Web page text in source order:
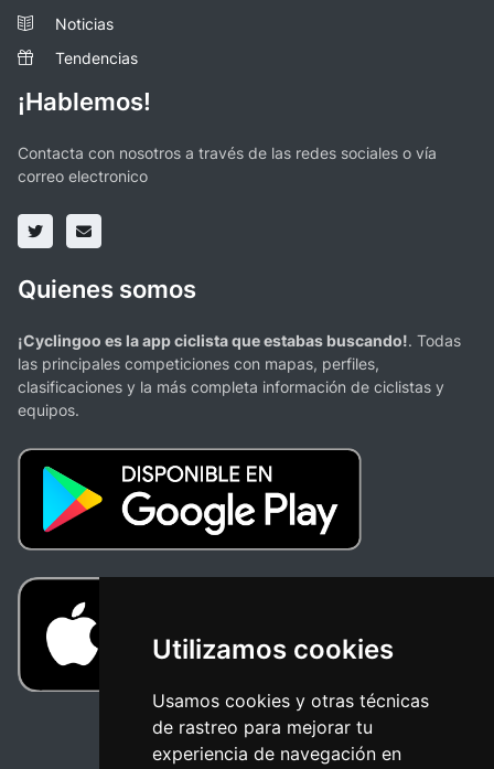
Utilizamos cookies
Usamos cookies y otras técnicas
de rastreo para mejorar tu
experiencia de navegación en
Noticias
Tendencias
¡Hablemos!
Contacta con nosotros a través de las redes sociales o vía
correo electronico
Quienes somos
¡Cyclingoo es la app ciclista que estabas buscando!. Todas
las principales competiciones con mapas, perfiles,
clasificaciones y la más completa información de ciclistas y
equipos.